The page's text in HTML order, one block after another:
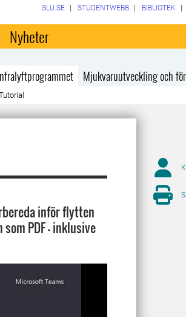
SLU.SE STUDENTWEBB BIBLIOTEK
Nyheter
Mjukvaruutveckling och
inför flytten
PDF – inklusive